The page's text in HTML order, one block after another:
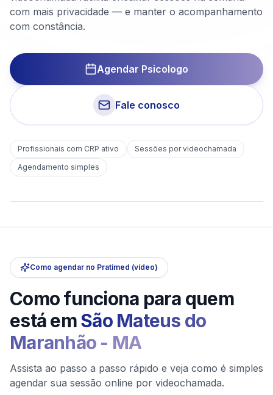
com mais privacidade — e manter o acompanhamento
com constância.
Agendar Psicologo
Fale conosco
Profissionais com CRP ativo
Sessões por videochamada
Agendamento simples
Como agendar no Pratimed (vídeo)
Como funciona para quem
está em São Mateus do
Maranhão - MA
Assista ao passo a passo rápido e veja como é simples
agendar sua sessão online por videochamada.